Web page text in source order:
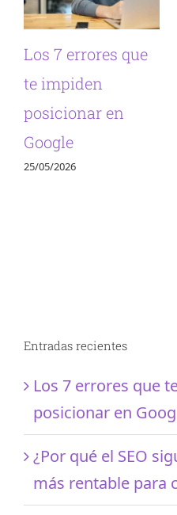
Los 7 errores que
te impiden
posicionar en
Google
25/05/2026
Entradas recientes
Los 7 errores que
posicionar en
¿Por qué el SEO
más rentable para